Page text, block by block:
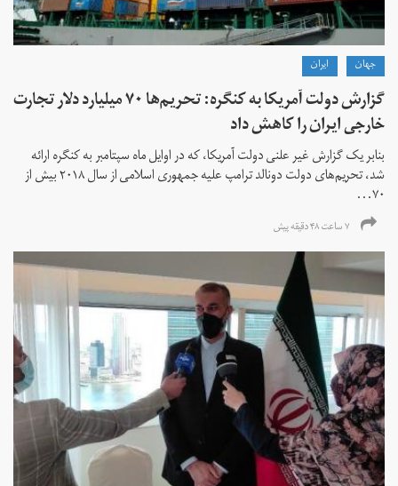
جهان ايران
گزارش دولت آمریکا به کنگره: تحریم‌ها ۷۰ میلیارد دلار تجارت
خارجی ایران را کاهش داد
بنابر یک گزارش غیر علنی دولت آمریکا، که در اوایل ماه سپتامبر به کنگره ارائه
شد، تحریم‌های دولت دونالد ترامپ علیه جمهوری اسلامی از سال ۲۰۱۸ بیش از
۷۰...
۷ ساعت ۴۸ دقیقه پیش